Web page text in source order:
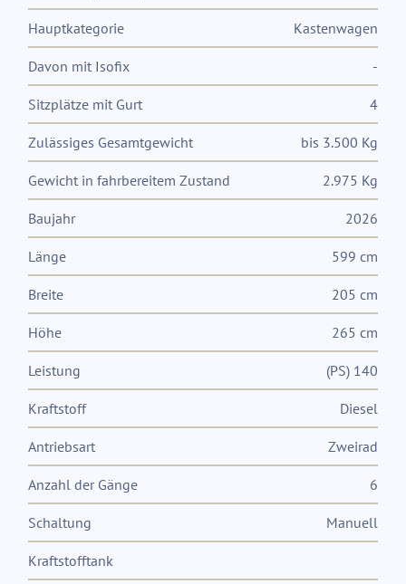
Hauptkategorie Kastenwagen
Davon mit Isofix -
Sitzplätze mit Gurt 4
Zulässiges Gesamtgewicht bis 3.500 Kg
Gewicht in fahrbereitem Zustand 2.975 Kg
Baujahr 2026
Länge 599 cm
Breite 205 cm
Höhe 265 cm
Leistung (PS) 140
Kraftstoff Diesel
Antriebsart Zweirad
Anzahl der Gänge 6
Schaltung Manuell
Kraftstofftank